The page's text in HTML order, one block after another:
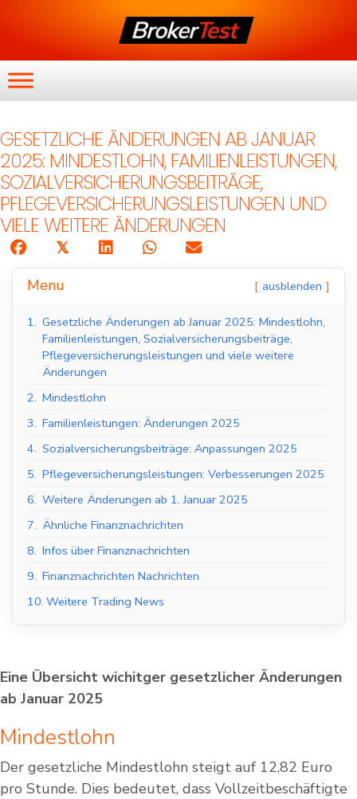
GESETZLICHE ÄNDERUNGEN AB JANUAR
2025: MINDESTLOHN, FAMILIENLEISTUNGEN,
SOZIALVERSICHERUNGSBEITRÄGE,
PFLEGEVERSICHERUNGSLEISTUNGEN UND
VIELE WEITERE ÄNDERUNGEN
𝕏
Menu ausblenden
1. Gesetzliche Änderungen ab Januar 2025: Mindestlohn,
Familienleistungen, Sozialversicherungsbeiträge,
Pflegeversicherungsleistungen und viele weitere
Änderungen
2. Mindestlohn
3. Familienleistungen: Änderungen 2025
4. Sozialversicherungsbeiträge: Anpassungen 2025
5. Pflegeversicherungsleistungen: Verbesserungen 2025
6. Weitere Änderungen ab 1. Januar 2025
7. Ähnliche Finanznachrichten
8. Infos über Finanznachrichten
9. Finanznachrichten Nachrichten
10. Weitere Trading News
Eine Übersicht wichitger gesetzlicher Änderungen
ab Januar 2025
Mindestlohn
Der gesetzliche Mindestlohn steigt auf 12,82 Euro
pro Stunde. Dies bedeutet, dass Vollzeitbeschäftigte